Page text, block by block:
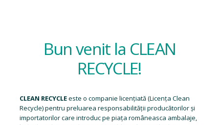
Bun venit la CLEAN
RECYCLE!
CLEAN RECYCLEeste o companie licențiată (Licența Clean
Recycle) pentru preluarea responsabilității producătorilor și
importatorilor care introduc pe piața româneasca ambalaje,